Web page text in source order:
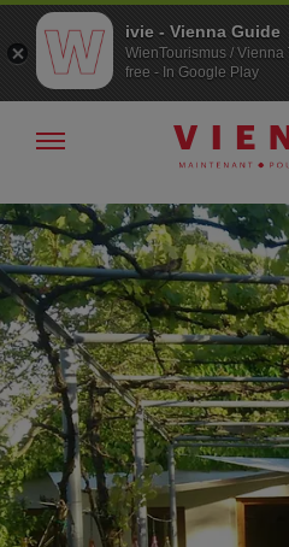
Navigation
Contenu
Afficher
la
navigation
ivie - Vienna Guide
WienTourismus / Vienna
free - In Google Play